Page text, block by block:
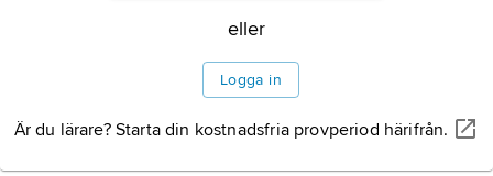
eller
Logga in
Är du lärare? Starta din kostnadsfria provperiod härifrån.